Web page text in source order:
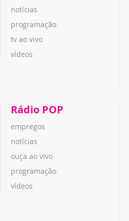
notícias
programação
tv ao vivo
vídeos
Rádio POP
empregos
notícias
ouça ao vivo
programação
vídeos